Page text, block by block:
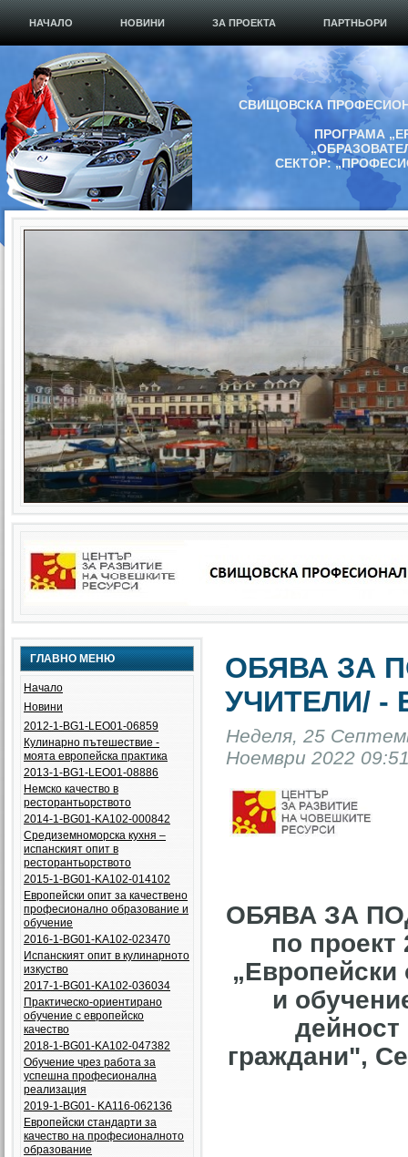
НАЧАЛО НОВИНИ ЗА ПРОЕКТА ПАРТНЬОРИ
СВИЩОВСКА
ПРОГРАМА
СЕКТОР:
ГЛАВНО МЕНЮ
Начало
Новини
2012-1-BG1-LEO01-06859
Кулинарно пътешествие -
моята европейска практика
2013-1-BG1-LEO01-08886
Немско качество в
ресторантьорството
2014-1-BG01-KA102-000842
Средиземноморска кухня –
испанският опит в
ресторантьорството
2015-1-BG01-KA102-014102
Европейски опит за качествено
професионално образование и
обучение
2016-1-BG01-KA102-023470
Испанският опит в кулинарното
изкуство
2017-1-BG01-KA102-036034
Практическо-ориентирано
обучение с европейско
качество
2018-1-BG01-KA102-047382
Обучение чрез работа за
успешна професионална
реализация
2019-1-BG01- KA116-062136
Европейски стандарти за
качество на професионалното
образование
ОБЯВА ЗА
УЧИТЕЛИ/ -
Неделя, 25
Ноември 2022
ОБЯВА ЗА
по проект
и
граждани",
СТАНДАРТИ
ЗА
ОБРАЗОВАНИЕ